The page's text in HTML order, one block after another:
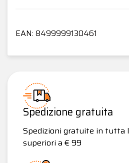
EAN: 8499999130461
Spedizione gratuita
Spedizioni gratuite in tutta
superiori a € 99